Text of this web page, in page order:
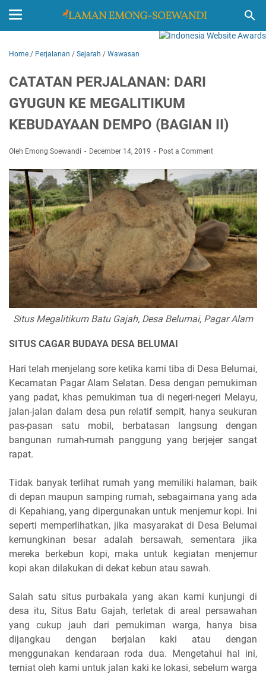
Home / Perjalanan / Sejarah / Wawasan
CATATAN PERJALANAN: DARI
GYUGUN KE MEGALITIKUM
KEBUDAYAAN DEMPO (BAGIAN II)
Oleh Emong Soewandi December 14, 2019 Post a Comment
Situs Megalitikum Batu Gajah, Desa Belumai, Pagar Alam
SITUS CAGAR BUDAYA DESA BELUMAI
Hari telah menjelang sore ketika kami tiba di Desa Belumai,
Kecamatan Pagar Alam Selatan. Desa dengan pemukiman
yang padat, khas pemukiman tua di negeri-negeri Melayu,
jalan-jalan dalam desa pun relatif sempit, hanya seukuran
pas-pasan satu mobil, berbatasan langsung dengan
bangunan rumah-rumah panggung yang berjejer sangat
rapat.
Tidak banyak terlihat rumah yang memiliki halaman, baik
di depan maupun samping rumah, sebagaimana yang ada
di Kepahiang, yang dipergunakan untuk menjemur kopi. Ini
seperti memperlihatkan, jika masyarakat di Desa Belumai
kemungkinan besar adalah bersawah, sementara jika
mereka berkebun kopi, maka untuk kegiatan menjemur
kopi akan dilakukan di dekat kebun atau sawah.
Salah satu situs purbakala yang akan kami kunjungi di
desa itu, Situs Batu Gajah, terletak di areal persawahan
yang cukup jauh dari pemukiman warga, hanya bisa
dijangkau dengan berjalan kaki atau dengan
menggunakan kendaraan roda dua. Mengetahui hal ini,
terniat oleh kami untuk jalan kaki ke lokasi, sebelum warga